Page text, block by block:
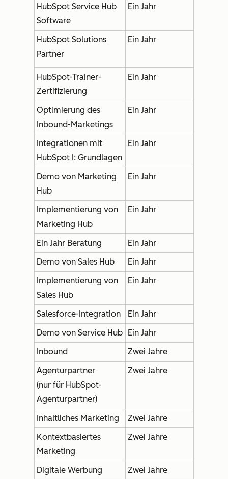
HubSpot Service Hub
Software
Ein Jahr
HubSpot Solutions
Partner
Ein Jahr
HubSpot-Trainer-
Zertifizierung
Ein Jahr
Optimierung des
Inbound-Marketings
Ein Jahr
Integrationen mit
HubSpot I: Grundlagen
Ein Jahr
Demo von Marketing
Hub
Ein Jahr
Implementierung von
Marketing Hub
Ein Jahr
Ein Jahr Beratung
Ein Jahr
Demo von Sales Hub
Ein Jahr
Implementierung von
Sales Hub
Ein Jahr
Salesforce-Integration
Ein Jahr
Demo von Service Hub Ein Jahr
Inbound
Zwei Jahre
Agenturpartner
(nur für HubSpot-
Agenturpartner)
Zwei Jahre
Inhaltliches Marketing
Zwei Jahre
Kontextbasiertes
Marketing
Zwei Jahre
Digitale Werbung
Zwei Jahre